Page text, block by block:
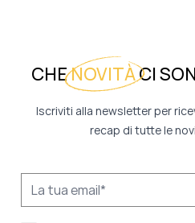
CHENOVITÀCI
Iscriviti alla newsletter per
recap di tutte le